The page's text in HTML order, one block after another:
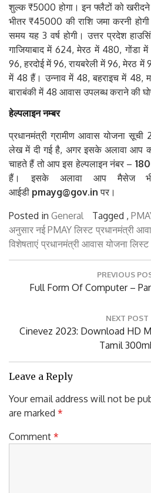
शुल्क ₹5000 होगा। इन फ्लैटों को
भीतर ₹45000 की राशि जमा करनी
समय यह 3 वर्ष होगी। उत्तर प्रदेश
गाजियाबाद में 624, मेरठ में 480, गोंडा
96, हरदोई में 96, रायबरेली में 96, मेरठ
में 48 हैं। उन्नाव में 48, बहराइच में
बाराबंकी में 48 आवास उपलब्ध कराने की
हेल्पलाइन नम्बर
प्रधानमंत्री ग्रामीण आवास योजना
लेख में दी गई है, अगर इसके अलावा आप
चाहते हैं तो आप इस हेल्पलाइन नंबर –
हैं। इसके अलावा आप मैसेज
आईडी pmayg@gov.in पर।
Posted in General Tagged ,
अनुसार नई PMAY लिस्ट प्रधानमंत्री
विशेषताएं प्रधानमंत्री आवास योजना लिस्ट
PREVIOUS
Previous
Full Form Of Computer –
NEXT POST
Next
Cinevez 2023: Download HD
Tamil
Leave a Reply
Your email address will not be
are marked *
Comment *